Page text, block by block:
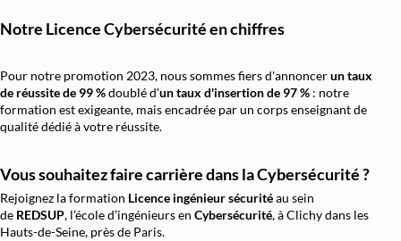
Notre Licence Cybersécurité en chiffres
Pour notre promotion 2023, nous sommes fiers d'annoncerun taux
de réussite de 99 %doublé d'untaux d'insertion de 97 % : notre
formation est exigeante, mais encadrée par un corps enseignant de
qualité dédié à votre réussite.
Vous souhaitez faire carrière dans la Cybersécurité ?
Rejoignez la formation Licence ingénieur sécuritéau sein
de REDSUP, l’école d’ingénieurs en Cybersécurité, à Clichy dans les
Hauts-de-Seine, près de Paris.